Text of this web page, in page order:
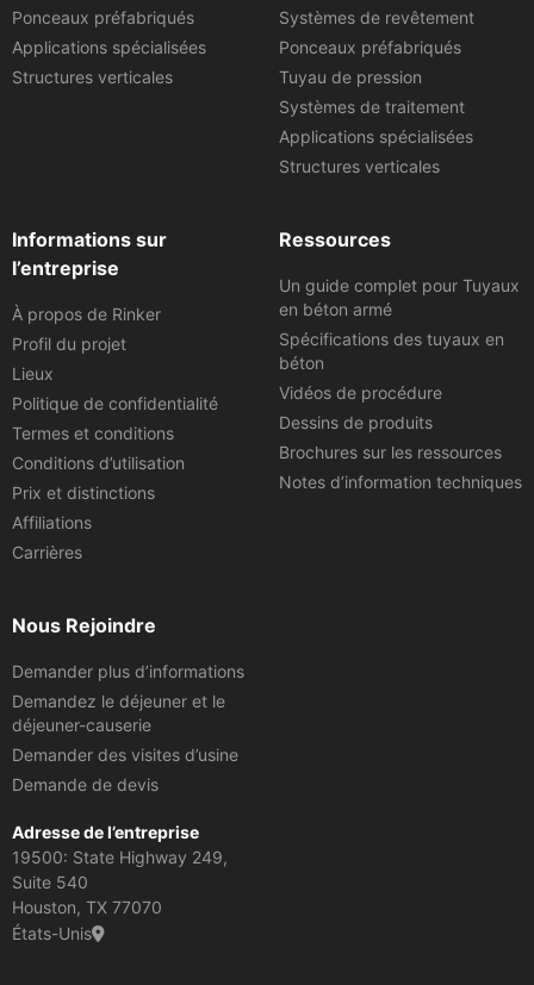
Ponceaux préfabriqués
Applications spécialisées
Structures verticales
Systèmes de revêtement
Ponceaux préfabriqués
Tuyau de pression
Systèmes de traitement
Applications spécialisées
Structures verticales
Informations sur
l’entreprise
À propos de Rinker
Profil du projet
Lieux
Politique de confidentialité
Termes et conditions
Conditions d’utilisation
Prix et distinctions
Affiliations
Carrières
Ressources
Un guide complet pour Tuyaux
en béton armé
Spécifications des tuyaux en
béton
Vidéos de procédure
Dessins de produits
Brochures sur les ressources
Notes d’information techniques
Nous Rejoindre
Demander plus d’informations
Demandez le déjeuner et le
déjeuner-causerie
Demander des visites d’usine
Demande de devis
Adresse de l’entreprise
19500: State Highway 249,
Suite 540
Houston, TX 77070
États-Unis